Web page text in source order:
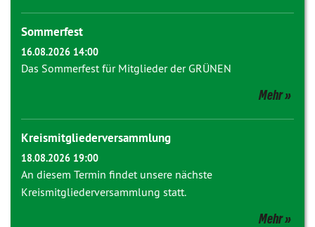
Sommerfest
16.08.2026 14:00
Das Sommerfest für Mitglieder der GRÜNEN
Mehr
Kreismitgliederversammlung
18.08.2026 19:00
An diesem Termin findet unsere nächste
Kreismitgliederversammlung statt.
Mehr